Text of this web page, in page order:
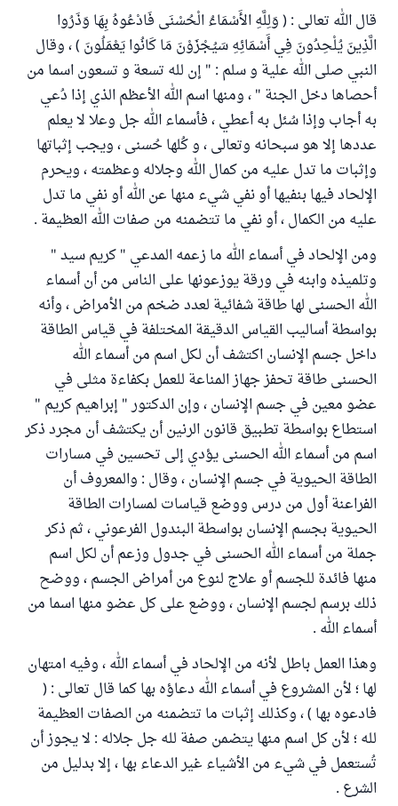
قال الله تعالى : ( وَلِلَّهِ الأَسْمَاءُ الْحُسْنَى فَادْعُوهُ بِهَا وَذَرُوا
الَّذِينَ يُلْحِدُونَ فِي أَسْمَائِهِ سَيُجْزَوْنَ مَا كَانُوا يَعْمَلُونَ ) ، وقال
النبي صلى الله علية و سلم : " إن لله تسعة و تسعون اسما من
أحصاها دخل الجنة " ، ومنها اسم الله الأعظم الذي إذا دُعي
به أجاب وإذا سُئل به أعطي ، فأسماء الله جل وعلا لا يعلم
عددها إلا هو سبحانه وتعالى ، و كُلها حُسنى ، ويجب إثباتها
وإثبات ما تدل عليه من كمال الله وجلاله وعظمته ، ويحرم
الإلحاد فيها بنفيها أو نفي شيء منها عن الله أو نفي ما تدل
عليه من الكمال ، أو نفي ما تتضمنه من صفات الله العظيمة .
ومن الإلحاد في أسماء الله ما زعمه المدعي " كريم سيد "
وتلميذه وابنه في ورقة يوزعونها على الناس من أن أسماء
الله الحسنى لها طاقة شفائية لعدد ضخم من الأمراض ، وأنه
بواسطة أساليب القياس الدقيقة المختلفة في قياس الطاقة
داخل جسم الإنسان اكتشف أن لكل اسم من أسماء الله
الحسنى طاقة تحفز جهاز المناعة للعمل بكفاءة مثلى في
عضو معين في جسم الإنسان ، وإن الدكتور " إبراهيم كريم "
استطاع بواسطة تطبيق قانون الرنين أن يكتشف أن مجرد ذكر
اسم من أسماء الله الحسنى يؤدي إلى تحسين في مسارات
الطاقة الحيوية في جسم الإنسان ، وقال : والمعروف أن
الفراعنة أول من درس ووضع قياسات لمسارات الطاقة
الحيوية بجسم الإنسان بواسطة البندول الفرعوني ، ثم ذكر
جملة من أسماء الله الحسنى في جدول وزعم أن لكل اسم
منها فائدة للجسم أو علاج لنوع من أمراض الجسم ، ووضح
ذلك برسم لجسم الإنسان ، ووضع على كل عضو منها اسما من
أسماء الله .
وهذا العمل باطل لأنه من الإلحاد في أسماء الله ، وفيه امتهان
لها ؛ لأن المشروع في أسماء الله دعاؤه بها كما قال تعالى : (
فادعوه بها ) ، وكذلك إثبات ما تتضمنه من الصفات العظيمة
لله ؛ لأن كل اسم منها يتضمن صفة لله جل جلاله : لا يجوز أن
تُستعمل في شيء من الأشياء غير الدعاء بها ، إلا بدليل من
الشرع .